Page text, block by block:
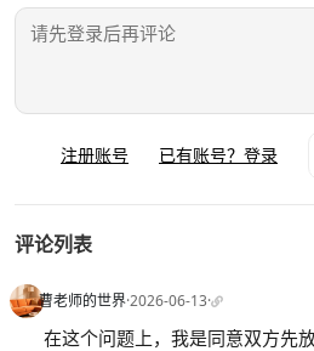
注册账号 已有账号？登录
评论列表
曹老师的世界·2026-06-13·
在这个问题上，我是同意双方先